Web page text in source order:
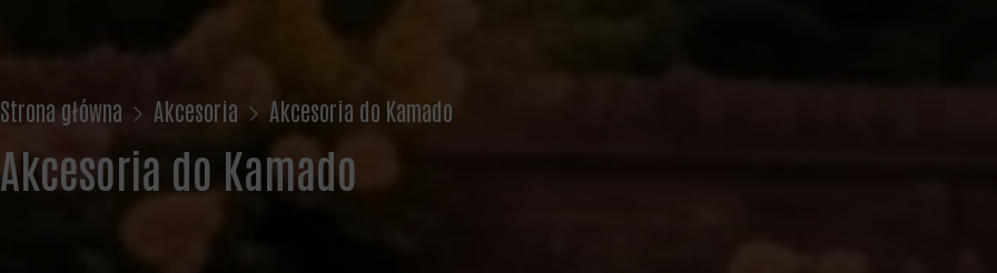
Strona główna Akcesoria Akcesoria do Kamado
Akcesoria do Kamado